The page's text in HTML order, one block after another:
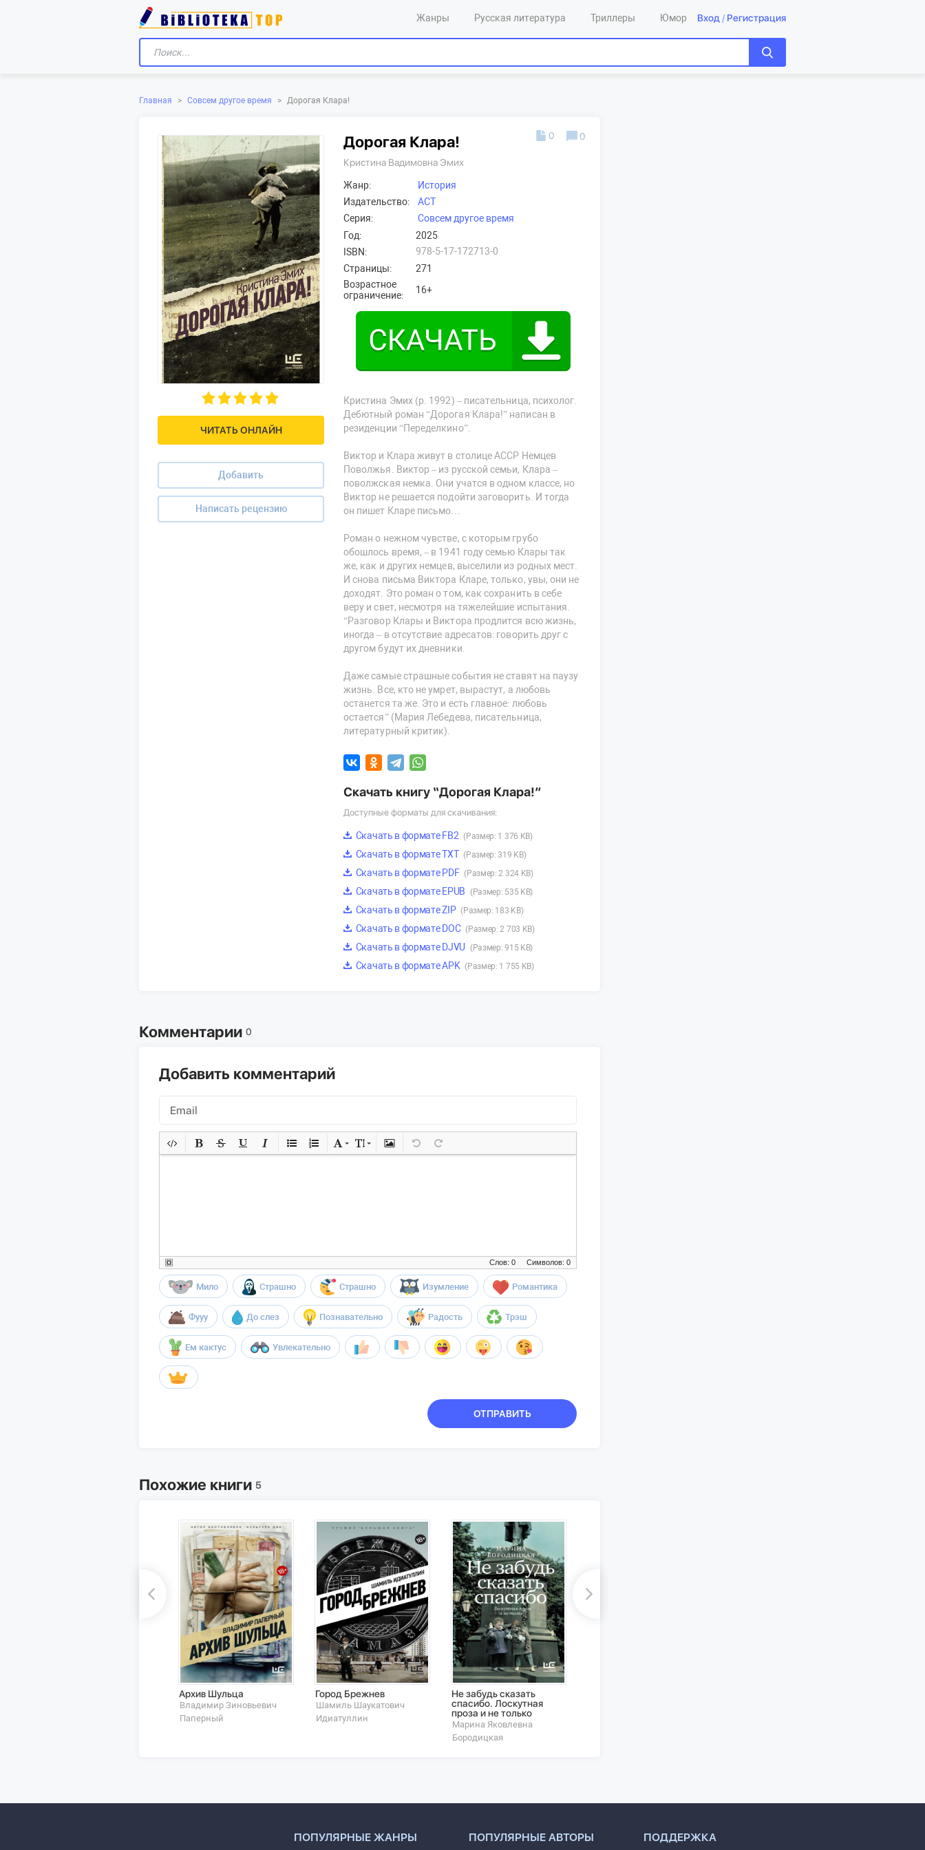
Жанры Русская литература Триллеры Юмор Вход / Регистрация
Главная > Совсем другое время > Дорогая Клара!
ЧИТАТЬ ОНЛАЙН
Добавить
Написать рецензию
Дорогая Клара!
Кристина Вадимовна Эмих
Жанр:
История
Издательство:
АСТ
Серия:
Совсем другое время
Год:
2025
ISBN:
978-5-17-172713-0
Страницы:
271
Возрастное
ограничение:
16+
Кристина Эмих (р. 1992) – писательница, психолог.
Дебютный роман “Дорогая Клара!” написан в
резиденции “Переделкино”.
Виктор и Клара живут в столице АССР Немцев
Поволжья. Виктор – из русской семьи, Клара –
поволжская немка. Они учатся в одном классе, но
Виктор не решается подойти заговорить. И тогда
он пишет Кларе письмо…
Роман о нежном чувстве, с которым грубо
обошлось время, – в 1941 году семью Клары так
же, как и других немцев, выселили из родных мест.
И снова письма Виктора Кларе, только, увы, они не
доходят. Это роман о том, как сохранить в себе
веру и свет, несмотря на тяжелейшие испытания.
“Разговор Клары и Виктора продлится всю жизнь,
иногда – в отсутствие адресатов: говорить друг с
другом будут их дневники.
Даже самые страшные события не ставят на паузу
жизнь. Все, кто не умрет, вырастут, а любовь
останется та же. Это и есть главное: любовь
остается” (Мария Лебедева, писательница,
литературный критик).
0 0
Скачать книгу “Дорогая Клара!”
Доступные форматы для скачивания:
Скачать в формате FB2 (Размер: 1 376 KB)
Скачать в формате TXT (Размер: 319 KB)
Скачать в формате PDF (Размер: 2 324 KB)
Скачать в формате EPUB (Размер: 535 KB)
Скачать в формате ZIP (Размер: 183 KB)
Скачать в формате DOC (Размер: 2 703 KB)
Скачать в формате DJVU (Размер: 915 KB)
Скачать в формате APK (Размер: 1 755 KB)
Комментарии 0
Добавить комментарий
Символов: 0
Слов: 0
Мило Страшно Страшно Изумление Романтика
Фууу До слез Познавательно Радость Трэш
Ем кактус Увлекательно
ОТПРАВИТЬ
Похожие книги 5
Архив Шульца
Владимир Зиновьевич
Паперный
Город Брежнев
Шамиль Шаукатович
Идиатуллин
Не забудь сказать
спасибо. Лоскутная
проза и не только
Марина Яковлевна
Бородицкая
ПОПУЛЯРНЫЕ ЖАНРЫ ПОПУЛЯРНЫЕ АВТОРЫ ПОДДЕРЖКА